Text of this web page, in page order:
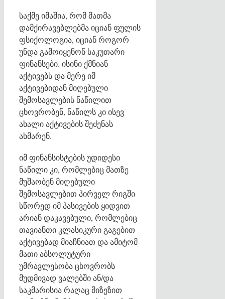
საქმე იმაშია, რომ მათმა
დამქირავებლებმა იციან ფულის
ფსიქოლოგია, იციან როგორ
უნდა გამოიყენონ საკუთარი
ფინანსები. ისინი ქმნიან
აქტივებს და მერე იმ
აქტივებიდან მიღებული
შემოსავლების ნაწილით
ცხოვრობენ, ნაწილს კი ისევ
ახალი აქტივების შეძენას
ახმარენ.
იმ ფინანსისტების უდიდესი
ნაწილი კი, რომლებიც მათზე
მუშაობენ მიღებული
შემოსავლებით პირველ რიგში
სწორედ იმ პასივების ყიდვით
არიან დაკავებული, რომლებიც
თავიანთი კლასიკური გაგებით
აქტივებად მიაჩნიათ და ამიტომ
მათი აბსოლუტური
უმრავლესობა ცხოვრობს
მუდმივად ვალებში ან/და
საკმარისია რაღაც მიზეზით